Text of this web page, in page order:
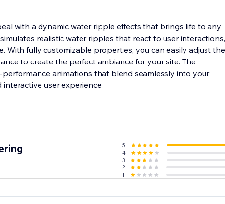
with a dynamic water ripple effects that brings life to any
realistic water ripples that react to user interactions,
With fully customizable properties, you can easily adjust the
to create the perfect ambiance for your site. The
animations that blend seamlessly into your
user experience.
5
4
3
2
1